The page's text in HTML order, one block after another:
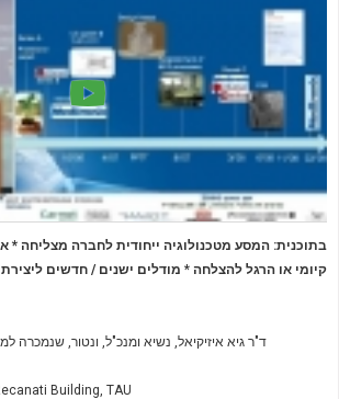
בתוכנית: המסע מטכנולוגיה ייחודית לחברה מצליחה *
קיומי או הרגל להצלחה * מודלים ישנים / חדשים
ד"ר גיא איזיקיאל, נשיא ומנכ"ל, ונטור, שנמכרה
Building, TAU